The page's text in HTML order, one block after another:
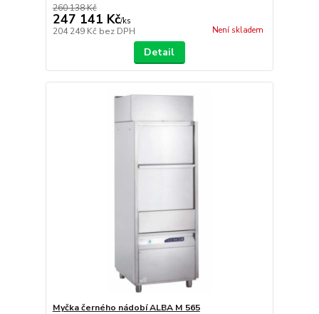
260 138 Kč
247 141 Kč/ks
204 249 Kč bez DPH Není skladem
Detail
Myčka černého nádobí ALBA M 565